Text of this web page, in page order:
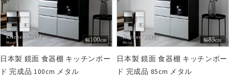
日本製 鏡面 食器棚 キッチンボー
ド 完成品 100cm メタル
日本製 鏡面 食器棚 キッチンボー
ド 完成品 85cm メタル